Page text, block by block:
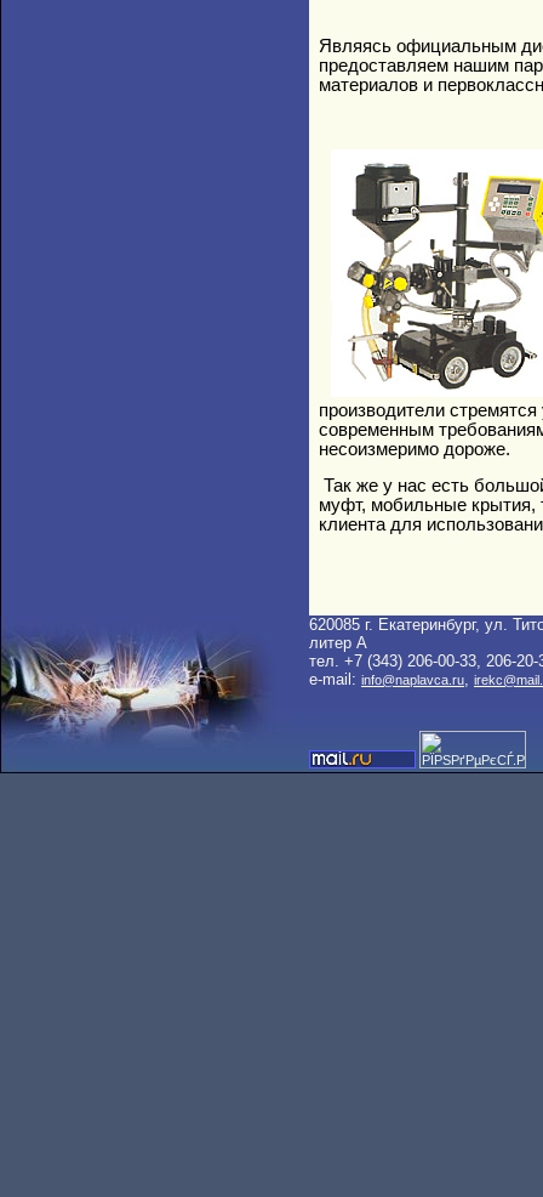
Являясь официальным
предоставляем нашим
материалов и
производители
современным
несоизмеримо дороже.
Так же у нас есть
муфт, мобильные крытия,
клиента для
620085 г. Екатеринбург, ул.
литер A
тел. +7 (343) 206-00-33, 206-20-
e-mail: info@naplavca.ru,